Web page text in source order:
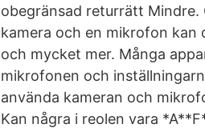
obegränsad returrätt Mindre.
kamera och en mikrofon kan
och mycket mer. Många
mikrofonen och
använda kameran och
Kan några i reolen vara